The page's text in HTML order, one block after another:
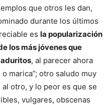
que otros les dan,
durante los últimos
es la popularización
los más jóvenes que
, al parecer ahora
marica”; otro saludo muy
al otro, y lo peor es que se
vulgares, obscenas